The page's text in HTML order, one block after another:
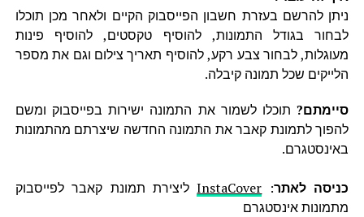
ניתן להרשם בעזרת חשבון הפייסבוק הקיים ולאחר מכן תוכלו
לבחור בגודל התמונות, להוסיף טקסטים, להוסיף פינות
מעוגלות, לבחור צבע רקע, להוסיף תאריך צילום וגם את מספר
הלייקים שכל תמונה קיבלה.
סיימתם?תוכלו לשמור את התמונה ישירות בפייסבוק ומשם
להפוך לתמונת קאבר את התמונה החדשה שיצרתם מהתמונות
באינסטגרם.
כניסה לאתר:
InstaCoverליצירת תמונת קאבר לפייסבוק
מתמונות אינסטגרם